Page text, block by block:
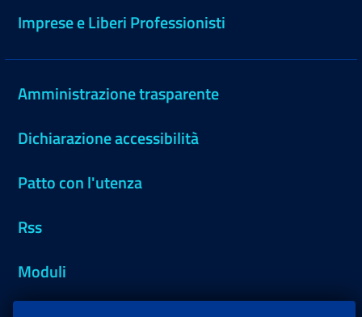
Imprese e Liberi Professionisti
Amministrazione trasparente
Dichiarazione accessibilità
Patto con l'utenza
Rss
Moduli